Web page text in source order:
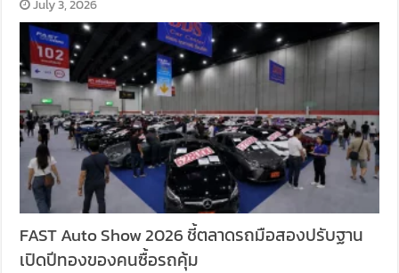
July 3, 2026
FAST Auto Show 2026 ชี้ตลาดรถมือสองปรับฐาน
เปิดปีทองของคนซื้อรถคุ้ม